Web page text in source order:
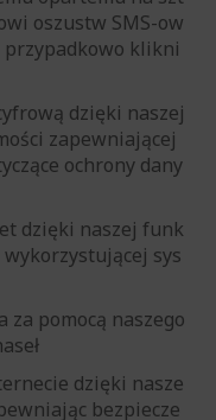
oszustw SMS-ow
przypadkowo klikni
dzięki naszej
zapewniającej
ochrony dany
dzięki naszej funk
sys
za pomocą naszego
dzięki nasze
bezpiecze